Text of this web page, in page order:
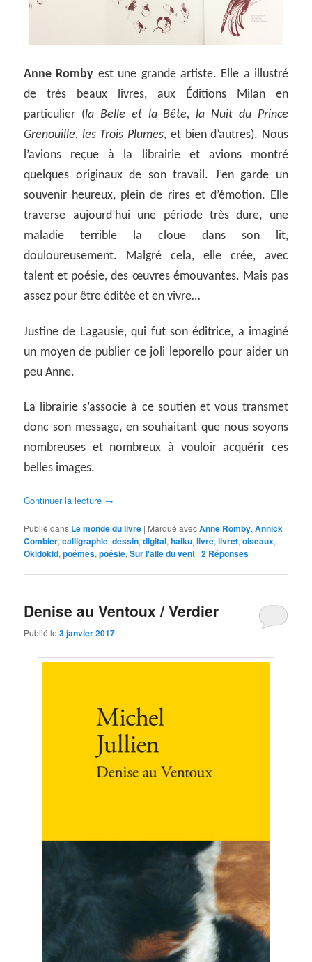
Anne Romby est une grande artiste. Elle a illustré
de très beaux livres, aux Éditions Milan en
particulier (la Belle et la Bête, la Nuit du Prince
Grenouille, les Trois Plumes, et bien d’autres). Nous
l’avions reçue à la librairie et avions montré
quelques originaux de son travail. J’en garde un
souvenir heureux, plein de rires et d’émotion. Elle
traverse aujourd’hui une période très dure, une
maladie terrible la cloue dans son lit,
douloureusement. Malgré cela, elle crée, avec
talent et poésie, des œuvres émouvantes. Mais pas
assez pour être éditée et en vivre…
Justine de Lagausie, qui fut son éditrice, a imaginé
un moyen de publier ce joli leporello pour aider un
peu Anne.
La librairie s’associe à ce soutien et vous transmet
donc son message, en souhaitant que nous soyons
nombreuses et nombreux à vouloir acquérir ces
belles images.
Continuer la lecture →
Publié dans Le monde du livre | Marqué avecAnne Romby,Annick
Combier,calligraphie,dessin,digital,haiku,livre,livret,oiseaux,
Okidokid,poémes,poésie,Sur l'aile du vent |2 Réponses
Denise au Ventoux / Verdier
Publié le3 janvier 2017